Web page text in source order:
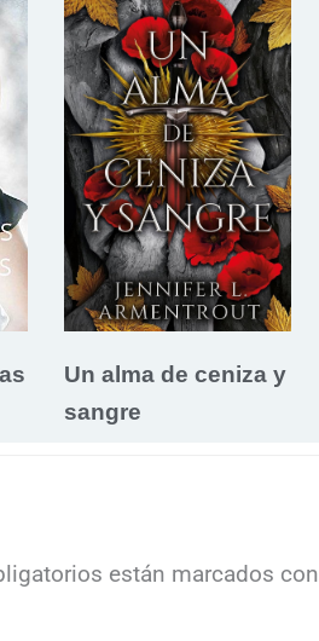
Un alma de ceniza y
sangre
están marcados con